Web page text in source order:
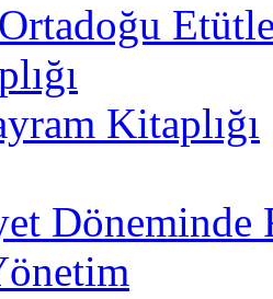
Kitaplığı
Döneminde